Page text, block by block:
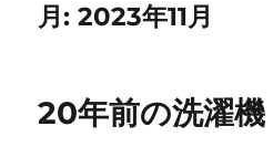
月:2023年11月
20年前の洗濯機